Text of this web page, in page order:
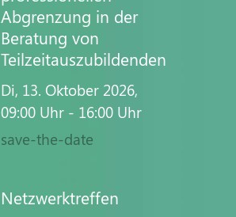
Abgrenzung in der
Beratung von
Teilzeitauszubildenden
Di, 13. Oktober 2026,
09:00 Uhr - 16:00 Uhr
save-the-date
Netzwerktreffen